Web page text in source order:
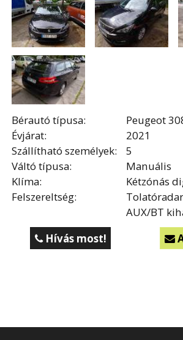
Bérautó típusa:
Peugeot
Évjárat:
2021
Szállítható személyek:
5
Váltó típusa:
Manuális
Klíma:
Kétzónás
Felszereltség:
Tolatóradar
AUX/BT
Hívás most! 